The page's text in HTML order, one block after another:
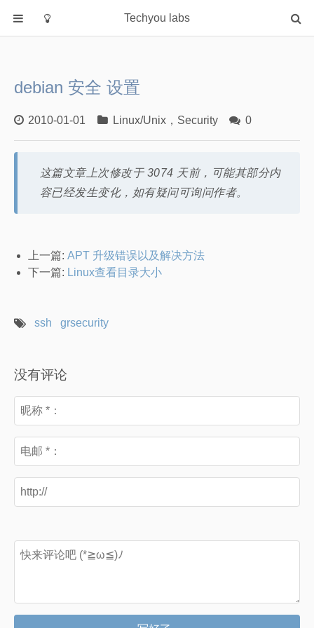
Techyou labs
Default
Linux/Unix
Database
Cloud
Networking
关于作者
debian 安全 设置
2010-01-01 Linux/Unix， Security 0
这篇文章上次修改于 3074 天前，可能其部分内
容已经发生变化，如有疑问可询问作者。
上一篇: APT 升级错误以及解决方法
下一篇: Linux查看目录大小
ssh grsecurity
没有评论